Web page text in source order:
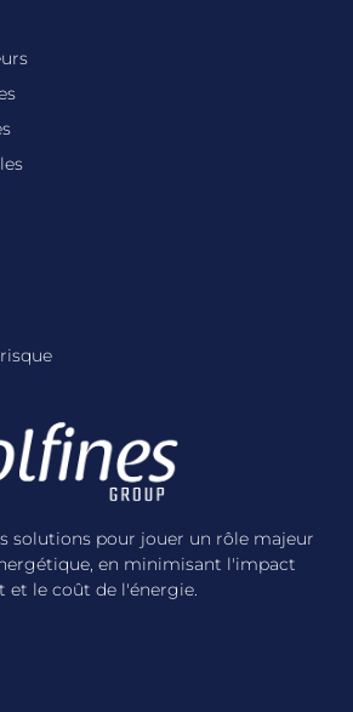
solutions pour jouer un rôle majeur
en minimisant l'impact
et le coût de l'énergie.